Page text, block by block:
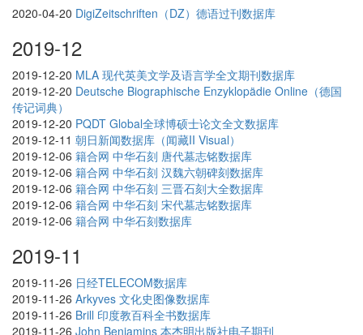
2020-04-20 DigiZeitschriften（DZ）德语过刊数据库
2019-12
2019-12-20 MLA 现代英美文学及语言学全文期刊数据库
2019-12-20 Deutsche Biographische Enzyklopädie Online（德国
传记词典）
2019-12-20 PQDT Global全球博硕士论文全文数据库
2019-12-11 朝日新闻数据库（闻藏II Visual）
2019-12-06 籍合网 中华石刻 唐代墓志铭数据库
2019-12-06 籍合网 中华石刻 汉魏六朝碑刻数据库
2019-12-06 籍合网 中华石刻 三晋石刻大全数据库
2019-12-06 籍合网 中华石刻 宋代墓志铭数据库
2019-12-06 籍合网 中华石刻数据库
2019-11
2019-11-26 日经TELECOM数据库
2019-11-26 Arkyves 文化史图像数据库
2019-11-26 Brill 印度教百科全书数据库
2019-11-26 John Benjamins 本杰明出版社电子期刊